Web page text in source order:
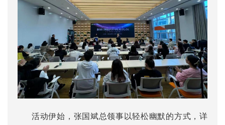
活动伊始，张国斌总领事以轻松幽默的方式，详